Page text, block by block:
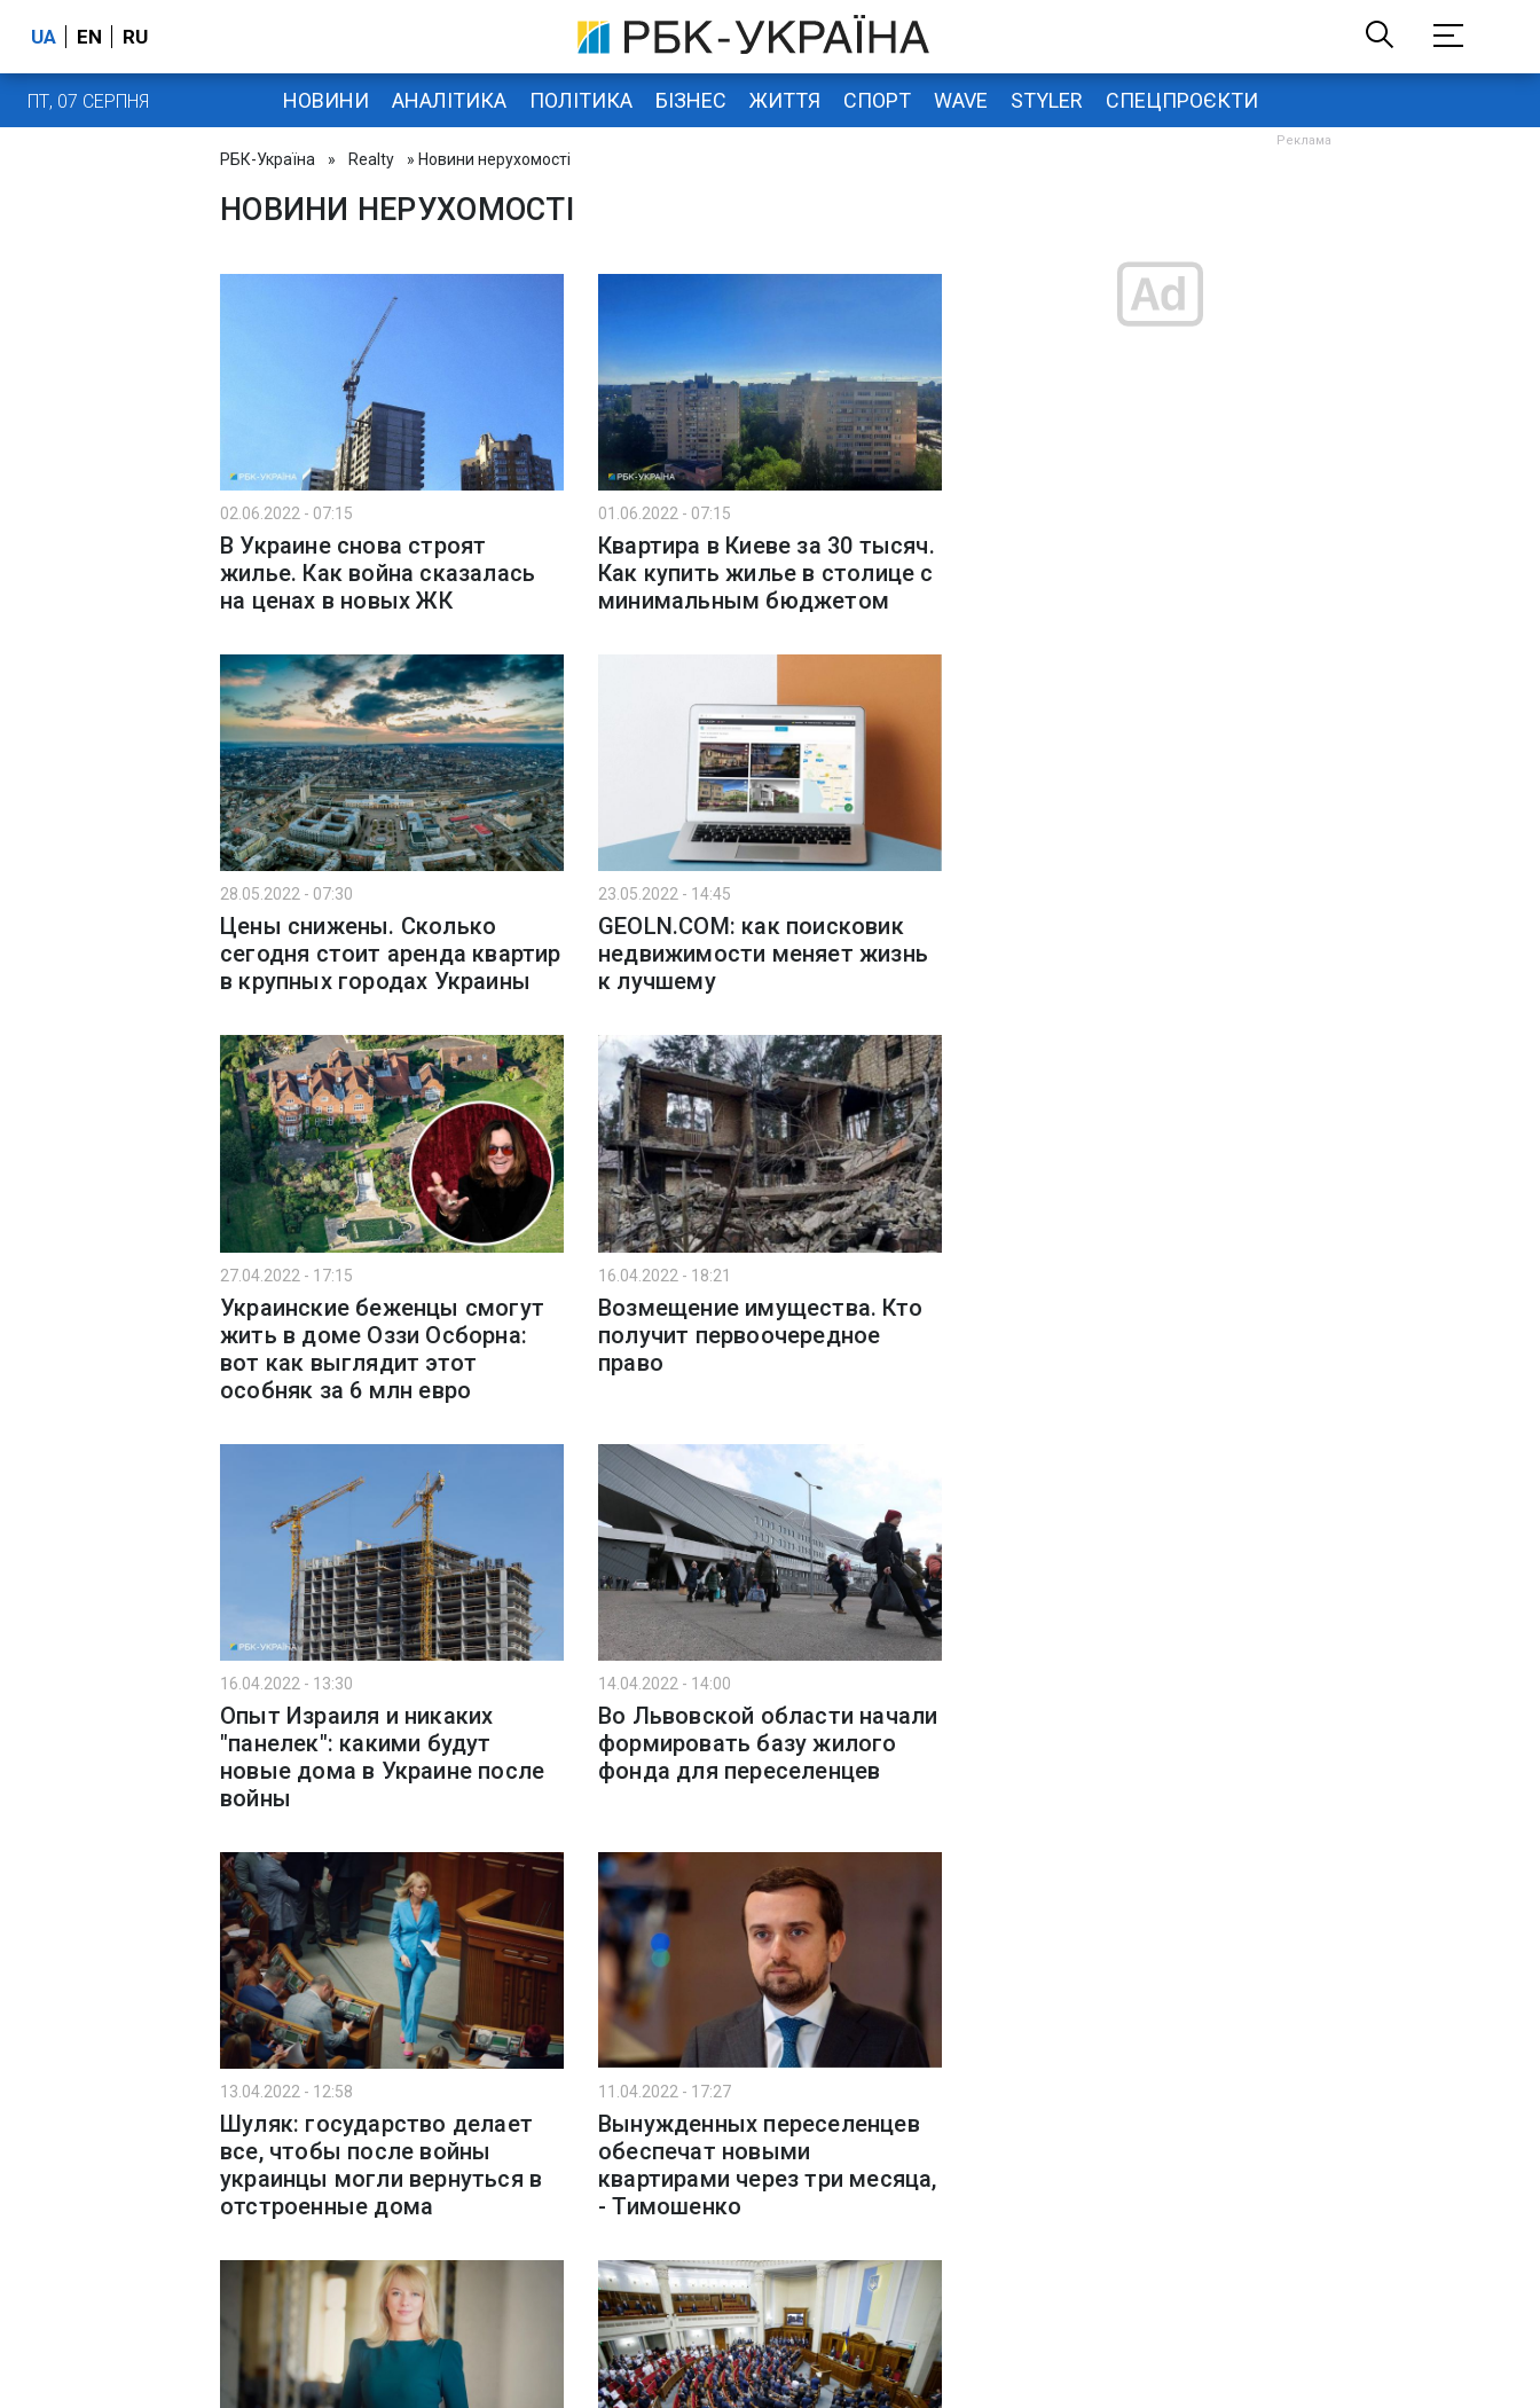
UA EN RU
ПТ, 07 СЕРПНЯ НОВИНИ АНАЛІТИКА ПОЛІТИКА БІЗНЕС ЖИТТЯ СПОРТ WAVE STYLER СПЕЦПРОЄКТИ
РБК-Україна » Realty » Новини нерухомості
НОВИНИ НЕРУХОМОСТІ
02.06.2022 - 07:15
В Украине снова строят
жилье. Как война сказалась
на ценах в новых ЖК
01.06.2022 - 07:15
Квартира в Киеве за 30 тысяч.
Как купить жилье в столице с
минимальным бюджетом
28.05.2022 - 07:30
Цены снижены. Сколько
сегодня стоит аренда квартир
в крупных городах Украины
23.05.2022 - 14:45
GEOLN.COM: как поисковик
недвижимости меняет жизнь
к лучшему
27.04.2022 - 17:15
Украинские беженцы смогут
жить в доме Оззи Осборна:
вот как выглядит этот
особняк за 6 млн евро
16.04.2022 - 18:21
Возмещение имущества. Кто
получит первоочередное
право
16.04.2022 - 13:30
Опыт Израиля и никаких
"панелек": какими будут
новые дома в Украине после
войны
14.04.2022 - 14:00
Во Львовской области начали
формировать базу жилого
фонда для переселенцев
13.04.2022 - 12:58
Шуляк: государство делает
все, чтобы после войны
украинцы могли вернуться в
отстроенные дома
11.04.2022 - 17:27
Вынужденных переселенцев
обеспечат новыми
квартирами через три месяца,
- Тимошенко